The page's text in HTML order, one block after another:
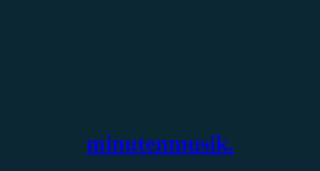
minutenmusik.